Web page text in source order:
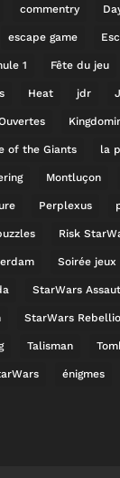
commentry
escape game
1 Fête du jeu
Heat jdr
of the Giants la
Montluçon
Perplexus
Risk
Soirée jeux
StarWars
StarWars
Talisman
énigmes